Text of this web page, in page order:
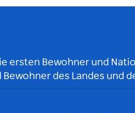
ersten Bewohner und
des Landes und